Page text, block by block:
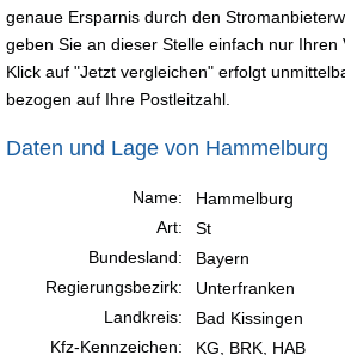
genaue Ersparnis durch den
geben Sie an dieser Stelle einfach nur Ihren
Klick auf "Jetzt vergleichen" erfolgt
bezogen auf Ihre Postleitzahl.
Daten und Lage von Hammelburg
Name:
Hammelburg
Art:
St
Bundesland:
Bayern
Regierungsbezirk:
Unterfranken
Landkreis:
Bad Kissingen
Kfz-Kennzeichen:
KG, BRK, HAB